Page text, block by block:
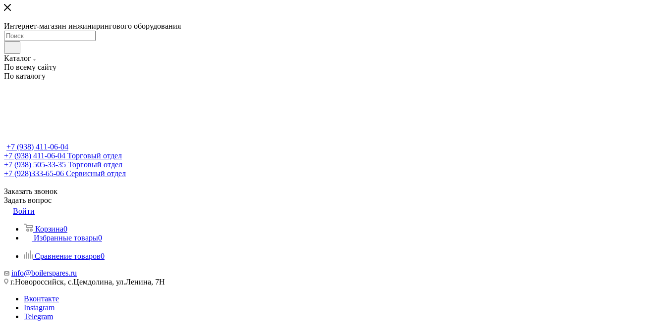
Интернет-магазин инжинирингового оборудования
Каталог
По всему сайту
По каталогу
+7 (938) 411-06-04
+7 (938) 411-06-04 Торговый отдел
+7 (938) 505-33-35 Торговый отдел
+7 (928)333-65-06 Сервисный отдел
Заказать звонок
Задать вопрос
Войти
Корзина0
Избранные товары0
Сравнение товаров0
info@boilerspares.ru
г.Новороссийск, с.Цемдолина, ул.Ленина, 7Н
Вконтакте
Instagram
Telegram